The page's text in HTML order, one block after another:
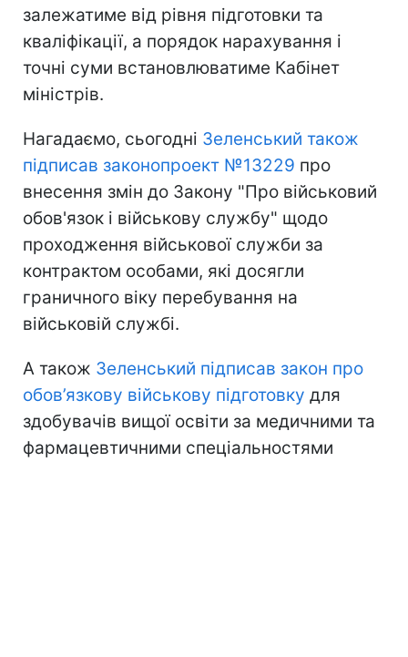
залежатиме від рівня підготовки та
кваліфікації, а порядок нарахування і
точні суми встановлюватиме Кабінет
міністрів.
Нагадаємо, сьогодні Зеленський також
підписав законопроект №13229 про
внесення змін до Закону "Про військовий
обов'язок і військову службу" щодо
проходження військової служби за
контрактом особами, які досягли
граничного віку перебування на
військовій службі.
А також Зеленський підписав закон про
обов’язкову військову підготовку для
здобувачів вищої освіти за медичними та
фармацевтичними спеціальностями